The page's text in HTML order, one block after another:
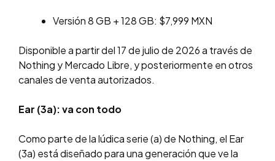
Versión 8 GB + 128 GB: $7,999 MXN
Disponible a partir del 17 de julio de 2026 a través de
Nothing y Mercado Libre, y posteriormente en otros
canales de venta autorizados.
Ear (3a): va con todo
Como parte de la lúdica serie (a) de Nothing, el Ear
(3a) está diseñado para una generación que ve la